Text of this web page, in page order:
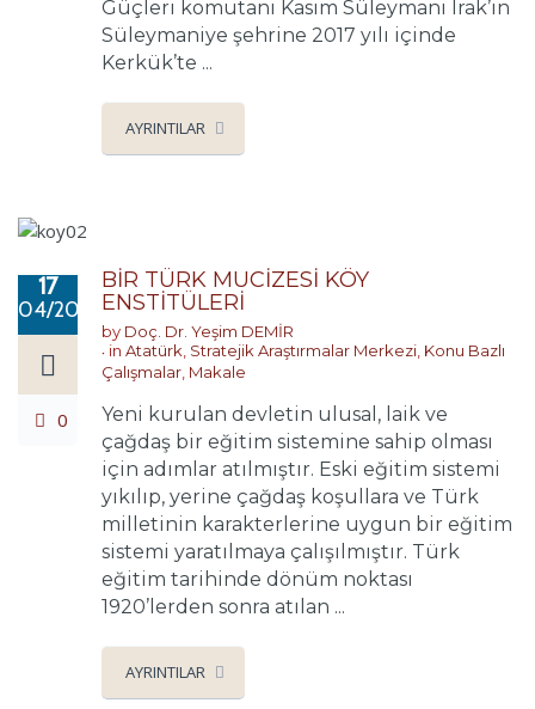
Güçleri komutanı Kasım Süleymani Irak’ın
Süleymaniye şehrine 2017 yılı içinde
Kerkük’te ...
AYRINTILAR
17
04/2017
0
BİR TÜRK MUCİZESİ KÖY
ENSTİTÜLERİ
by Doç. Dr. Yeşim DEMİR
in Atatürk Stratejik Araştırmalar Merkezi Konu Bazlı
Çalışmalar Makale
Yeni kurulan devletin ulusal, laik ve
çağdaş bir eğitim sistemine sahip olması
için adımlar atılmıştır. Eski eğitim sistemi
yıkılıp, yerine çağdaş koşullara ve Türk
milletinin karakterlerine uygun bir eğitim
sistemi yaratılmaya çalışılmıştır. Türk
eğitim tarihinde dönüm noktası
1920’lerden sonra atılan ...
AYRINTILAR